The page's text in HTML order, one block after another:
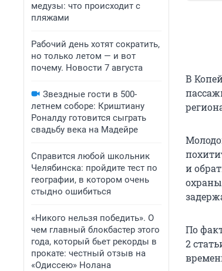
медузы: что происходит с
пляжами
Рабочий день хотят сократить,
но только летом — и вот
почему. Новости 7 августа
Звездные гости в 500-
летнем соборе: Криштиану
Роналду готовится сыграть
свадьбу века на Мадейре
Справится любой школьник
Челябинска: пройдите тест по
географии, в котором очень
стыдно ошибиться
«Никого нельзя победить». О
чем главный блокбастер этого
года, который бьет рекорды в
прокате: честный отзыв на
«Одиссею» Нолана
В
и
По
2